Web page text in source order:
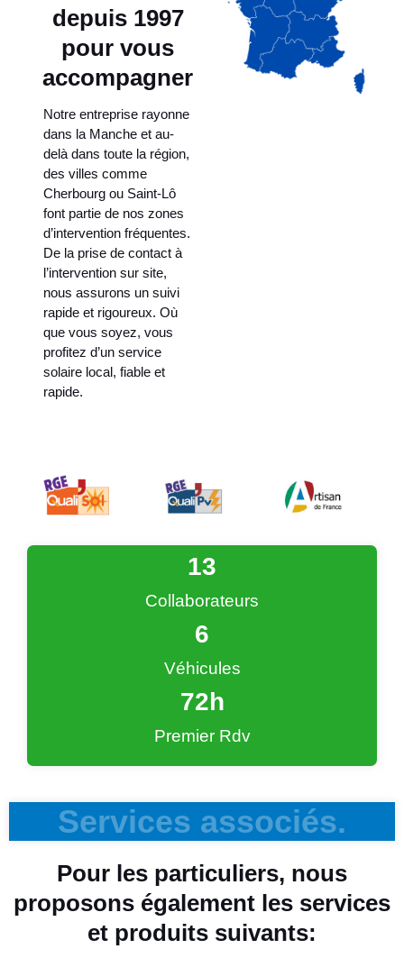
depuis 1997
pour vous
accompagner
Notre entreprise rayonne
dans la Manche et au-
delà dans toute la région,
des villes comme
Cherbourg ou Saint-Lô
font partie de nos zones
d’intervention fréquentes.
De la prise de contact à
l’intervention sur site,
nous assurons un suivi
rapide et rigoureux. Où
que vous soyez, vous
profitez d’un service
solaire local, fiable et
rapide.
Collaborateurs
13
Véhicules
6
Premier Rdv
72h
Services associés.
Pour les particuliers, nous
proposons également les services
et produits suivants: